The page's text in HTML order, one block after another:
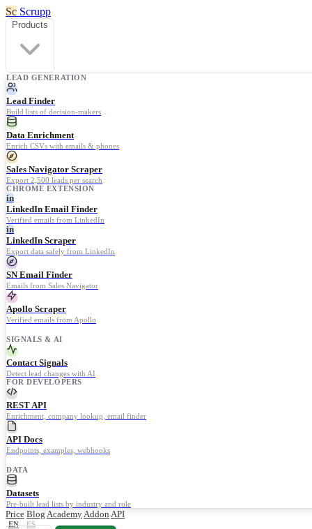
Sc Scrupp
Products
LEAD GENERATION
Lead Finder
Build lists of decision-makers
Data Enrichment
Enrich CSVs with emails & phones
Sales Navigator Scraper
Export 2,500 leads per search
CHROME EXTENSION
in
LinkedIn Email Finder
Verified emails from LinkedIn
in
LinkedIn Scraper
Export data safely from LinkedIn
SN Email Finder
Emails from Sales Navigator
Apollo Scraper
Verified emails from Apollo
SIGNALS & AI
Contact Signals
Detect lead changes with AI
FOR DEVELOPERS
REST API
Enrichment, company lookup, email finder
API Docs
Endpoints, examples, webhooks
DATA
Datasets
Pre-built lead lists by industry and role
Price Blog AcademyAddon API
EN ES